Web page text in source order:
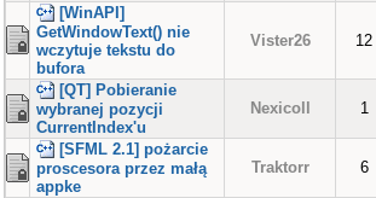
[WinAPI]
GetWindowText() nie
wczytuje tekstu do
bufora
Vister26 12
[QT] Pobieranie
wybranej pozycji
CurrentIndex'u
Nexicoll 1
[SFML 2.1] pożarcie
proscesora przez małą
appke
Traktorr 6